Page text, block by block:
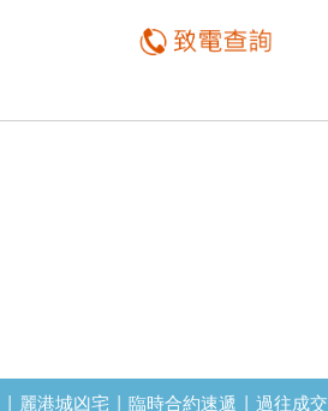
| 麗港城凶宅 | 臨時合約速遞 | 過往成交